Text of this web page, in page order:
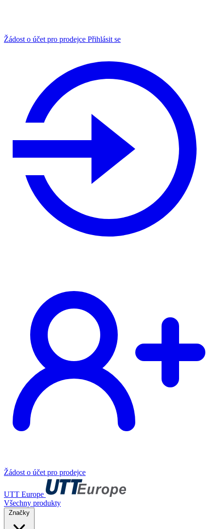
Žádost o účet pro prodejce Přihlásit se
Žádost o účet pro prodejce
UTT Europe
Všechny produkty
Značky